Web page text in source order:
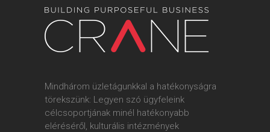
Mindhárom üzletágunkkal a hatékonyságra
törekszünk: Legyen szó ügyfeleink
célcsoportjának minél hatékonyabb
eléréséről, kulturális intézmények